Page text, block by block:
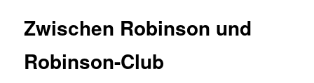
Zwischen Robinson und
Robinson-Club